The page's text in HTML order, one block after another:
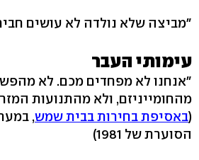
"מביצה שלא נולדה לא עושים
עימותי העבר
"אנחנו לא מפחדים מכם. לא
מהחומייניזם, ולא מהתנועות
(באסיפת בחירות בבית שמש,
הסוערת של 1981)